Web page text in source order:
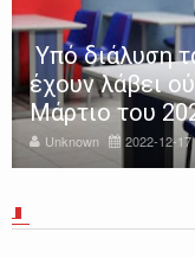
Υπό διάλυση
έχουν λάβει
Μάρτιο του
Unknown 2022-12-17